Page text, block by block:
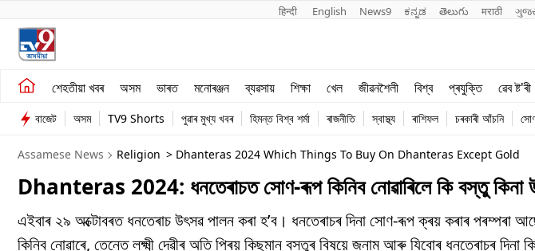
हिन्दी English News9 ಕನ್ನಡ తెలుగు मराठी
শেহতীয়া খবৰ অসম ভাৰত মনোৰঞ্জন ব্যৱসায় শিক্ষা খেল জীৱনশৈলী বিশ্ব প্ৰযুক্তি ৱেব ষ্ট'ৰী
শেহতীয়া খবৰ
অসম
ভাৰত
ব্যৱসায়
খেল
জীৱনশৈলী
বাজেট অসম TV9 Shorts পুৱাৰ মুখ্য খবৰ হিমন্ত বিশ্ব শৰ্মা ৰাজনীতি স্বাস্থ্য ৰাশিফল চৰকাৰী আঁচনি
Assamese News Religion > Dhanteras 2024 Which Things To Buy On Dhanteras Except Gold
Dhanteras 2024: ধনতেৰাচত সোণ-ৰূপ কিনিব নোৱাৰিলে কি বস্তু কিনা
এইবাৰ ২৯ অক্টোবৰত ধনতেৰাচ উৎসৱ পালন কৰা হ’ব। ধনতেৰাচৰ দিনা সোণ-ৰূপ ক্ৰয় কৰাৰ পৰম্পৰা
কিনিব নোৱাৰে, তেন্তে লক্ষ্মী দেৱীৰ অতি প্ৰিয় কিছুমান বস্তুৰ বিষয়ে জনাম আৰু যিবোৰ ধনতেৰাচৰ দিনা